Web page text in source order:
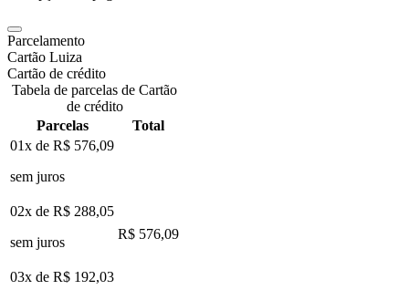
Parcelamento
Cartão Luiza
Cartão de crédito
Tabela de parcelas de Cartão
de crédito
Parcelas
Total
01x de R$ 576,09
sem juros
02x de R$ 288,05
sem juros
R$ 576,09
03x de R$ 192,03